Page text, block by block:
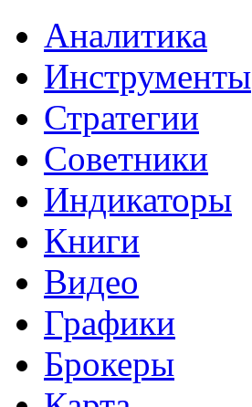
Аналитика
Инструменты
Стратегии
Советники
Индикаторы
Книги
Видео
Графики
Брокеры